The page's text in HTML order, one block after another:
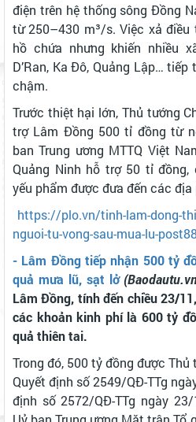
điện trên hệ thống sông Đồng
từ 250–430 m³/s. Việc xả
hồ chứa nhưng khiến nhiều
D’Ran, Ka Đô, Quảng Lập…
chậm.
Trước thiệt hại lớn, Thủ tướng
trợ Lâm Đồng 500 tỉ đồng từ
ban Trung ương MTTQ Việt
Quảng Ninh hỗ trợ 50 tỉ
yếu phẩm được đưa đến các
https://plo.vn/tinh-lam-dong-
nguoi-tu-vong-sau-mua-lu-
- Lâm Đồng tiếp nhận 500 tỷ
quả mưa lũ, sạt lở
Lâm Đồng, tính đến chiều 23/
các khoản kinh phí là 600 tỷ
quả thiên tai.
Trong đó, 500 tỷ đồng được
Quyết định số 2549/QĐ-TTg
định số 2572/QĐ-TTg ngày